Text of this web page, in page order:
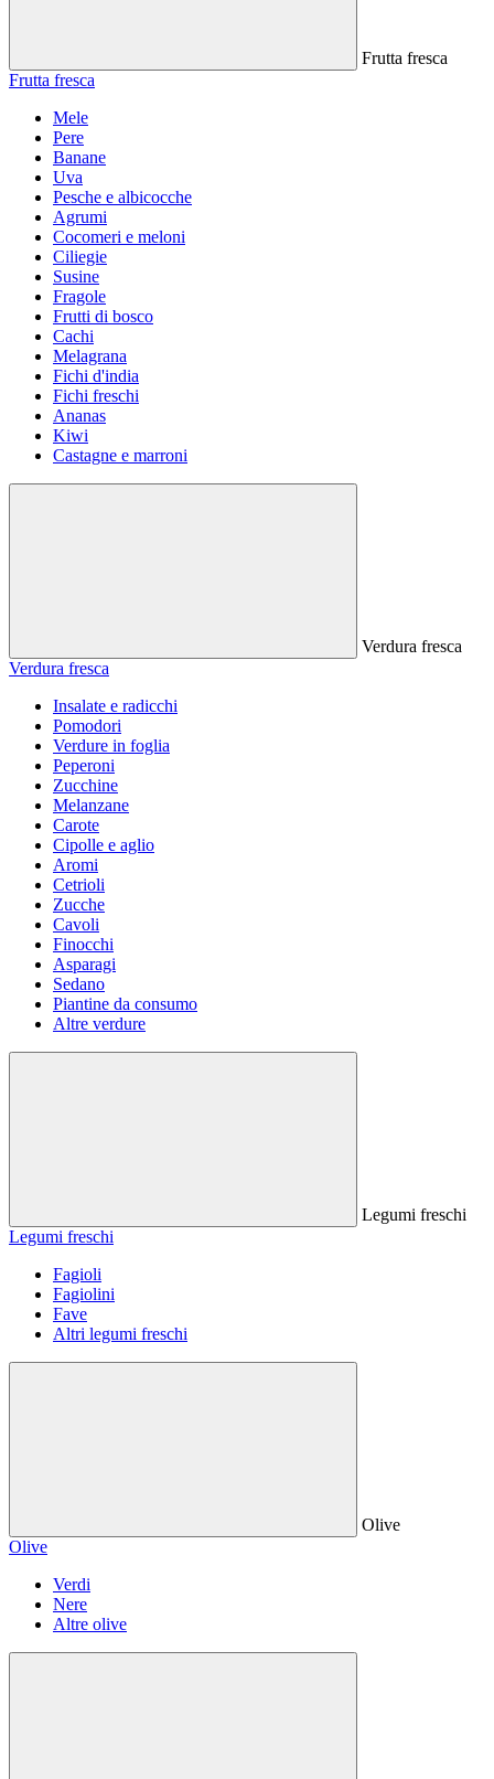
Frutta fresca
Frutta fresca
Mele
Pere
Banane
Uva
Pesche e albicocche
Agrumi
Cocomeri e meloni
Ciliegie
Susine
Fragole
Frutti di bosco
Cachi
Melagrana
Fichi d'india
Fichi freschi
Ananas
Kiwi
Castagne e marroni
Verdura fresca
Verdura fresca
Insalate e radicchi
Pomodori
Verdure in foglia
Peperoni
Zucchine
Melanzane
Carote
Cipolle e aglio
Aromi
Cetrioli
Zucche
Cavoli
Finocchi
Asparagi
Sedano
Piantine da consumo
Altre verdure
Legumi freschi
Legumi freschi
Fagioli
Fagiolini
Fave
Altri legumi freschi
Olive
Olive
Verdi
Nere
Altre olive